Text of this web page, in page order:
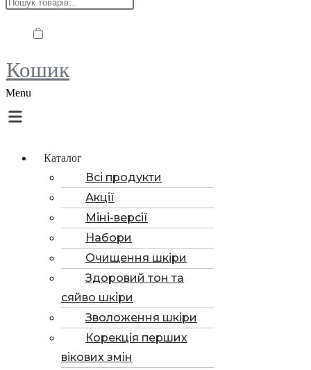
Кошик
Menu
Каталог
Всі продукти
Акції
Міні-версії
Набори
Очищення шкіри
Здоровий тон та
сяйво шкіри
Зволоження шкіри
Корекція перших
вікових змін